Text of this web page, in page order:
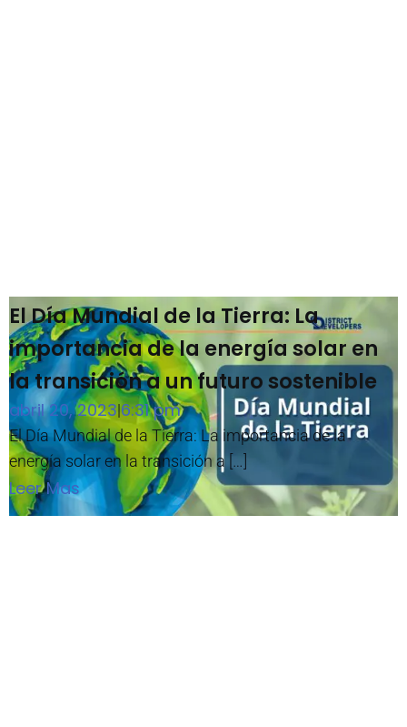
El Día Mundial de la Tierra: La
importancia de la energía solar en
la transición a un futuro sostenible
abril 20, 2023|6:31 pm
El Día Mundial de la Tierra: La importancia de la
energía solar en la transición a […]
Leer Mas